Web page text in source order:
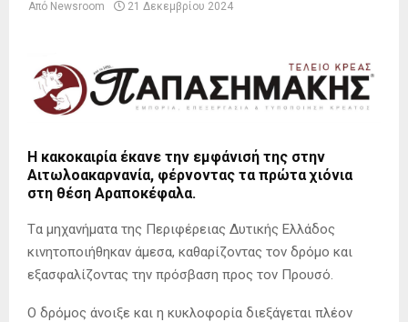
Από Newsroom 21 Δεκεμβρίου 2024
Η κακοκαιρία έκανε την εμφάνισή της στην
Αιτωλοακαρνανία, φέρνοντας τα πρώτα χιόνια
στη θέση Αραποκέφαλα.
Τα μηχανήματα της Περιφέρειας Δυτικής Ελλάδος
κινητοποιήθηκαν άμεσα, καθαρίζοντας τον δρόμο και
εξασφαλίζοντας την πρόσβαση προς τον Προυσό.
Ο δρόμος άνοιξε και η κυκλοφορία διεξάγεται πλέον